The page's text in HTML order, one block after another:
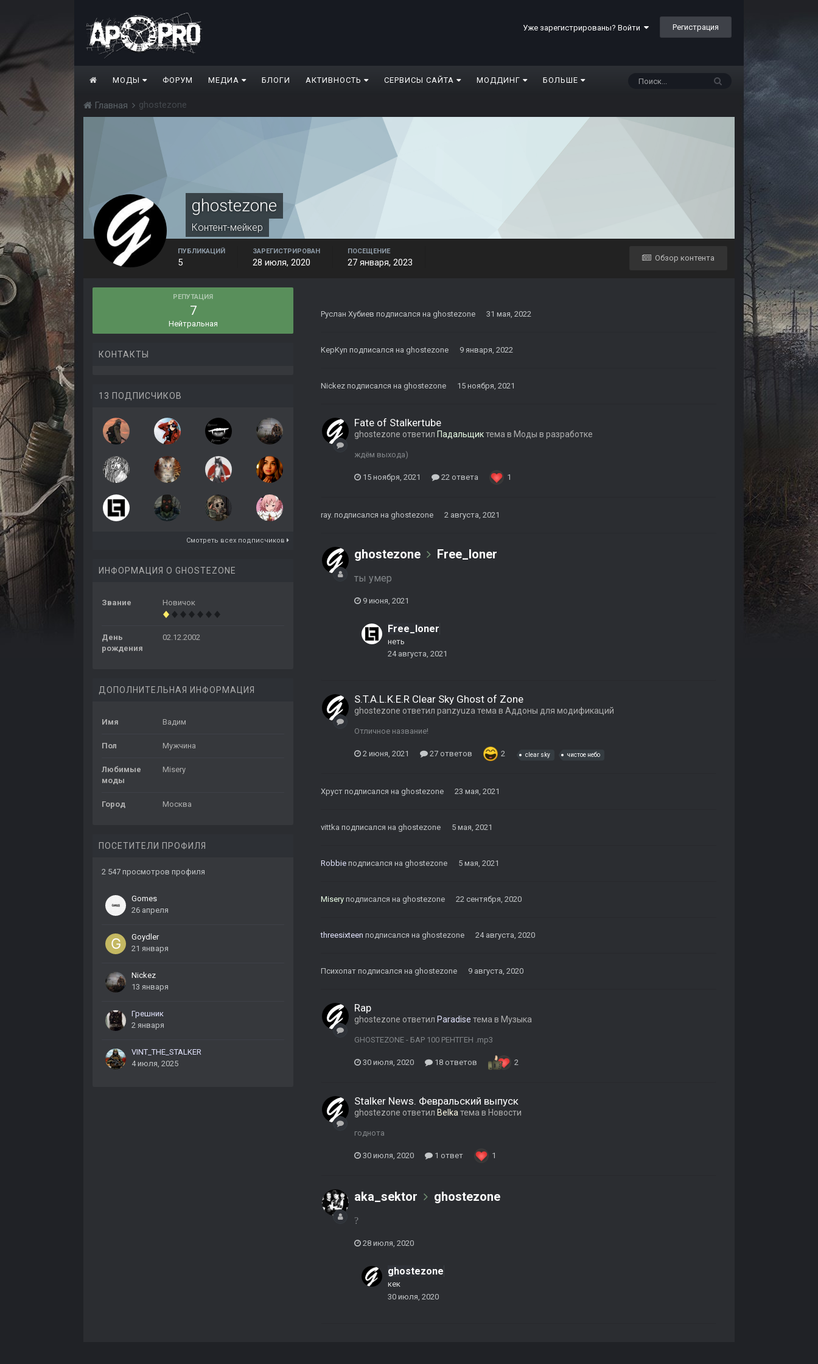
Уже зарегистрированы? Войти Регистрация
МОДЫ ФОРУМ МЕДИА БЛОГИ АКТИВНОСТЬ СЕРВИСЫ САЙТА МОДДИНГ БОЛЬШЕ
Главная ghostezone
ghostezone
Контент-мейкер
Обзор контента
ПУБЛИКАЦИЙ
5
ЗАРЕГИСТРИРОВАН
28 июля, 2020
ПОСЕЩЕНИЕ
27 января, 2023
РЕПУТАЦИЯ
7
Нейтральная
КОНТАКТЫ
13 ПОДПИСЧИКОВ
Смотреть всех подписчиков
ИНФОРМАЦИЯ О GHOSTEZONE
Звание Новичок
День
рождения
02.12.2002
ДОПОЛНИТЕЛЬНАЯ ИНФОРМАЦИЯ
Имя Вадим
Пол Мужчина
Любимые
моды
Misery
Город Москва
ПОСЕТИТЕЛИ ПРОФИЛЯ
2 547 просмотров профиля
Gomes
26 апреля
Goydler
21 января
Nickez
13 января
Грешник
2 января
VINT_THE_STALKER
4 июля, 2025
Руслан Хубиев подписался на ghostezone 31 мая, 2022
KepKyn подписался на ghostezone 9 января, 2022
Nickez подписался на ghostezone 15 ноября, 2021
Fate of Stalkertube
ghostezone ответил Падальщиктема в Моды в разработке
ждём выхода)
15 ноября, 2021 22 ответа 1
ray. подписался на ghostezone 2 августа, 2021
ghostezone Free_loner
ты умер
9 июня, 2021
Free_loner
неть
24 августа, 2021
S.T.A.L.K.E.R Clear Sky Ghost of Zone
ghostezone ответил panzyuza тема в Аддоны для модификаций
Отличное название!
2 июня, 2021 27 ответов 2 clear sky чистое небо
Xpyст подписался на ghostezone 23 мая, 2021
vittka подписался на ghostezone 5 мая, 2021
Robbie подписался на ghostezone 5 мая, 2021
Misery подписался на ghostezone 22 сентября, 2020
threesixteen подписался на ghostezone 24 августа, 2020
Психопат подписался на ghostezone 9 августа, 2020
Rap
ghostezone ответил Paradise тема в Музыка
GHOSTEZONE - БАР 100 РЕНТГЕН .mp3
30 июля, 2020 18 ответов 2
Stalker News. Февральский выпуск
ghostezone ответил Belkaтема в Новости
годнота
30 июля, 2020 1 ответ 1
aka_sektor ghostezone
?
28 июля, 2020
ghostezone
кек
30 июля, 2020